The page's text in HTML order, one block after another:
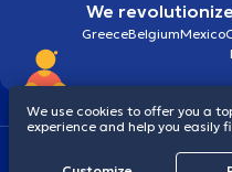
We
GreeceBelgiumMexico
Cookies
We use cookies to offer you a
experience and help you easily